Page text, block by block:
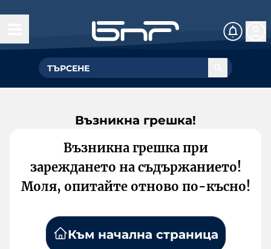
Възникна грешка!
Възникна грешка при
зареждането на съдържанието!
Моля, опитайте отново по-късно!
Към начална страница